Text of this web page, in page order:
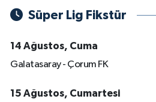
Süper Lig Fikstür
14 Ağustos, Cuma
Galatasaray - Çorum FK
15 Ağustos, Cumartesi